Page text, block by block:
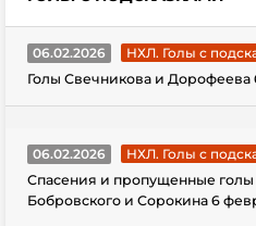
06.02.2026
НХЛ. Голы с
Голы Свечникова и Дорофеева
06.02.2026
НХЛ. Голы с
Спасения и пропущенные голы
Бобровского и Сорокина 6